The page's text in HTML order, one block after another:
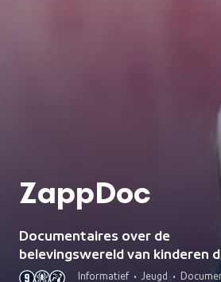
ZappDoc
Documentaires over de
belevingswereld van kinderen
echt gebeurd zijn en waarin
Informatief • Jeugd •